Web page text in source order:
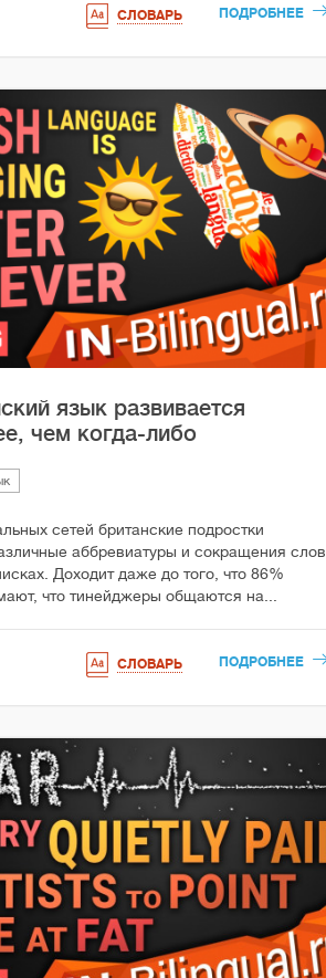
СЛОВАРЬ ПОДРОБНЕЕ
язык развивается
чем когда-либо
сетей британские подростки
аббревиатуры и сокращения слов
Доходит даже до того, что 86%
что тинейджеры общаются на...
СЛОВАРЬ ПОДРОБНЕЕ